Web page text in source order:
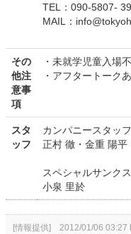
TEL：090-5807-
MAIL：
その
他注
意事
項
・未就学児童入場
・アフタートーク
スタ
ッフ
カンパニースタッフ
正村 徹・金重 陽平
スペシャルサンクス
小泉 里於
[情報提供] 2012/01/06 03:27